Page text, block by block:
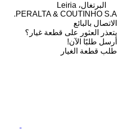
البرتغال، Leiria
PERALTA & COUTINHO S.A.
الاتصال بالبائع
يتعذر العثور على قطعة غيار؟
أرسل طلبًا الآن!
طلب قطعة الغيار